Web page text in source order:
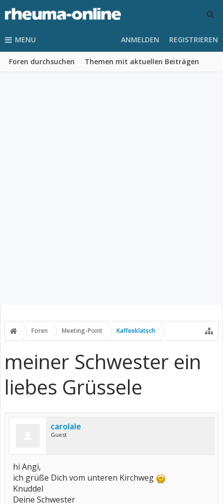
MENU
Foren durchsuchen Themen mit aktuellen Beiträgen
ANMELDEN REGISTRIEREN
Foren Meeting-Point Kaffeeklatsch
meiner Schwester ein
liebes Grüssele
carolale
Guest
hi Angi,
ich grüße Dich vom unteren Kirchweg
Knuddel
Deine Schwester